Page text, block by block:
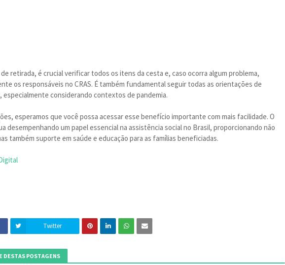
retirada, é crucial verificar todos os itens da cesta e, caso ocorra algum problema,
os responsáveis no CRAS. É também fundamental seguir todas as orientações de
especialmente considerando contextos de pandemia.
esperamos que você possa acessar esse benefício importante com mais facilidade. O
desempenhando um papel essencial na assistência social no Brasil, proporcionando não
também suporte em saúde e educação para as famílias beneficiadas.
Twitter
DESTAS POSTAGENS